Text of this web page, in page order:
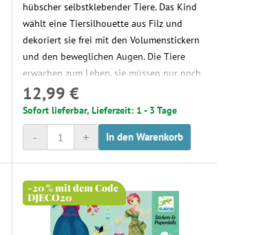
hübscher selbstklebender Tiere. Das Kind
wählt eine Tiersilhouette aus Filz und
dekoriert sie frei mit den Volumenstickern
und den beweglichen Augen. Die Tiere
erwachen zum Leben, sie müssen nur noch
geklebt werden.
12,99 €
Sofort lieferbar, Lieferzeit: 1 - 3 Tage
+
- In den Warenkorb
-20 % mit dem Code
DJECO20